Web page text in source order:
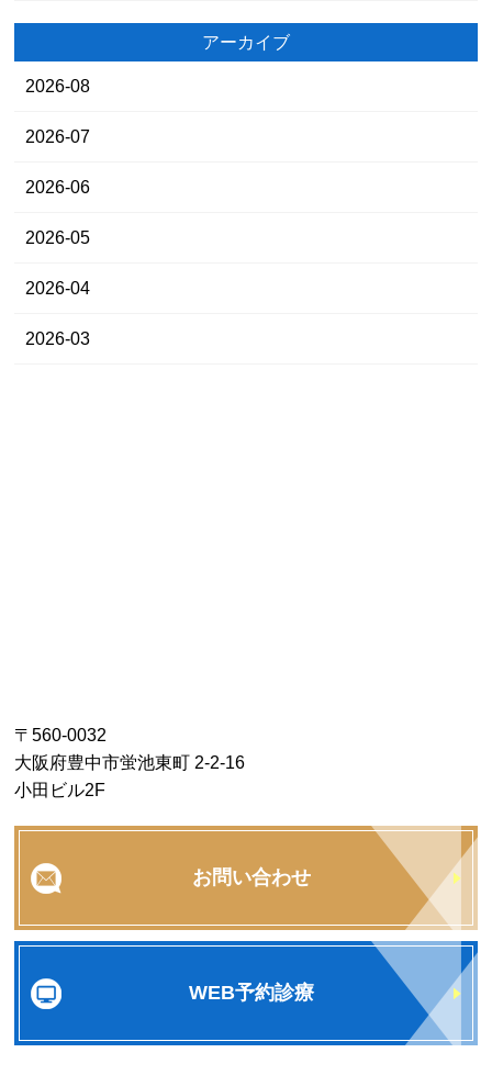
アーカイブ
2026-08
2026-07
2026-06
2026-05
2026-04
2026-03
〒560-0032
大阪府豊中市蛍池東町 2-2-16
小田ビル2F
お問い合わせ
WEB予約診療